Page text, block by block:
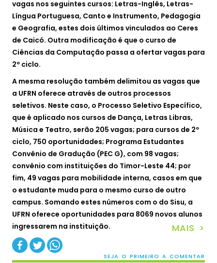
vagas nos seguintes cursos: Letras-Inglês, Letras-
Língua Portuguesa, Canto e Instrumento, Pedagogia
e Geografia, estes dois últimos vinculados ao Ceres
de Caicó. Outra modificação é que o curso de
Ciências da Computação passa a ofertar vagas para
2º ciclo.
A mesma resolução também delimitou as vagas que
a UFRN oferece através de outros processos
seletivos. Neste caso, o Processo Seletivo Específico,
que é aplicado nos cursos de Dança, Letras Libras,
Música e Teatro, serão 205 vagas; para cursos de 2º
ciclo, 750 oportunidades; Programa Estudantes
Convênio de Gradução (PEC G), com 98 vagas;
convênio com instituições do Timor-Leste 44; por
fim, 49 vagas para mobilidade interna, casos em que
o estudante muda para o mesmo curso de outro
campus. Somando estes números com o do Sisu, a
UFRN oferece oportunidades para 8069 novos alunos
ingressarem na instituição.
MAIS >
SEJA O PRIMEIRO A COMENTAR